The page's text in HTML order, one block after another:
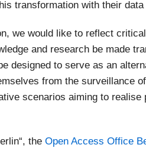
transformation with their
we would like to reflect
and research be made
designed to serve as an
from the surveillance
scenarios aiming to realise
the Open Access Office